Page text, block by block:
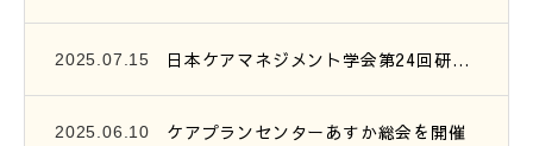
2025.07.15 日本ケアマネジメント学会第24回研究大会参加報告
2025.06.10 ケアプランセンターあすか総会を開催